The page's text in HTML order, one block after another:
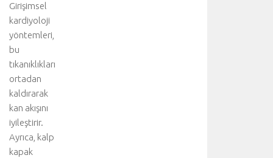
Girişimsel
kardiyoloji
yöntemleri,
bu
tıkanıklıkları
ortadan
kaldırarak
kan akışını
iyileştirir.
Ayrıca, kalp
kapak